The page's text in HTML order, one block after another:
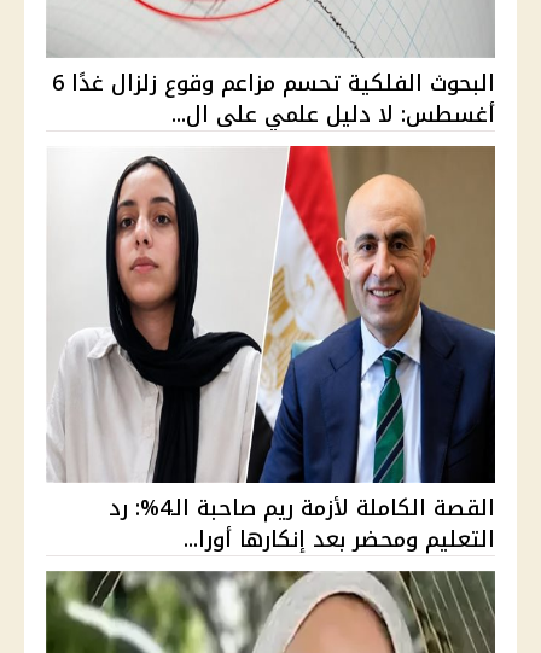
البحوث الفلكية تحسم مزاعم وقوع زلزال غدًا 6
أغسطس: لا دليل علمي على ال...
القصة الكاملة لأزمة ريم صاحبة الـ4%: رد
التعليم ومحضر بعد إنكارها أورا...